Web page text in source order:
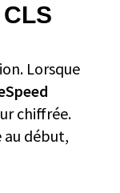
Lorsque
chiffrée.
début,